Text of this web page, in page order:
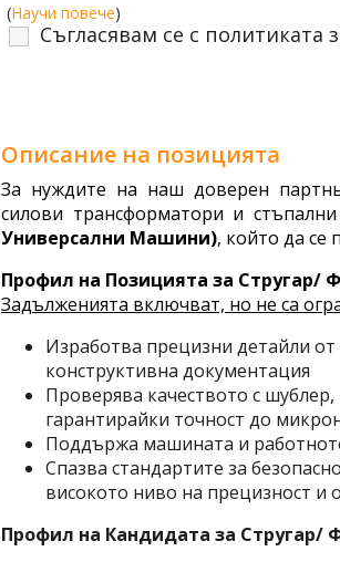
Съгласявам се с политиката
(Научи повече)
Описание на позицията
За нуждите на наш доверен
силови трансформатори и
Универсални Машини), който да се
Профил на Позицията за
Задълженията включват, но не са
Изработва прецизни детайли от
конструктивна документация
Проверява качеството с
гарантирайки точност до
Поддържа машината и
Спазва стандартите за
високото ниво на прецизност и
Профил на Кандидата за